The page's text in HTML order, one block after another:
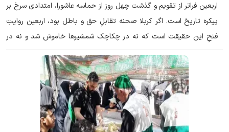
اربعین فراتر از تقویم و گذشت چهل روز از حماسه عاشورا، امتدادی سرخ بر
پیکره تاریخ است. اگر کربلا صحنه تقابلِ حق و باطل بود، اربعین روایتِ
فتحِ این حقیقت است که نه در چکاچک شمشیر‌ها خاموش شد و نه در
غبار ایام به فراموشی سپرده شد. اینک، میلیون‌ها مشتاق از جای‌جای گیتی
فارغ از دعوت‌نامه‌های زمینی تنها به حکمِ «ندای عشق» رهسپار کربلا
شده‌اند تا هم‌نوا با هم بانگ «لبیک یا حسین» را در پهنه تاریخ طنین‌انداز